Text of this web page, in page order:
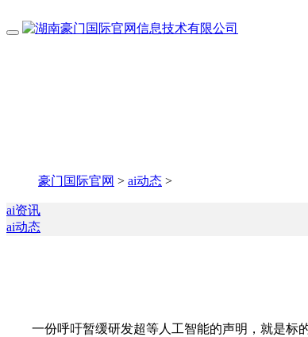
豪门国际官网 > ai动态 >
ai资讯
ai动态
一份呼吁暂缓研发超等人工智能的声明，就是标的